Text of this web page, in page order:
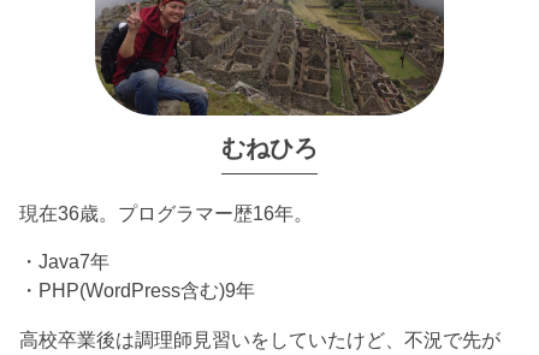
むねひろ
現在36歳。プログラマー歴16年。
・Java7年
・PHP(WordPress含む)9年
高校卒業後は調理師見習いをしていたけど、不況で先が